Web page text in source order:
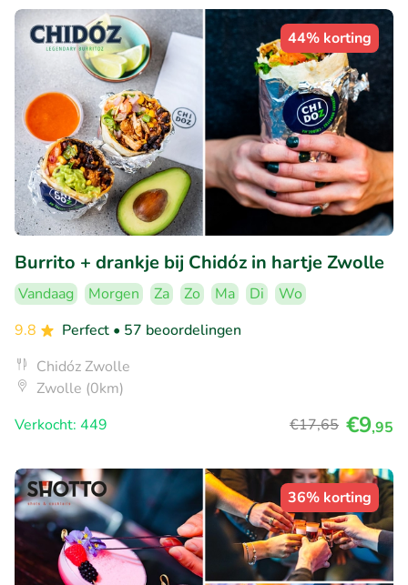
44% korting
Burrito + drankje bij Chidóz in hartje Zwolle
Vandaag Morgen Za Zo Ma Di
Wo
9.8
Perfect • 57 beoordelingen
Chidóz Zwolle
Zwolle (0km)
Verkocht: 449
€17,65 €9,95
36% korting